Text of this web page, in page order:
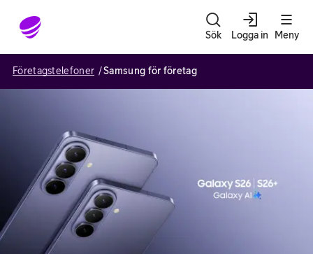
Gå till sidans innehåll
Sök Logga in Meny
Företagstelefoner Samsung för företag